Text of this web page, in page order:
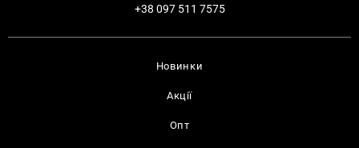
Новинки
Акції
Опт
+38 097 511 7575